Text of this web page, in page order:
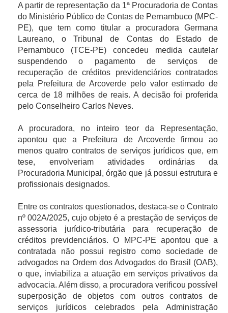
A partir de representação da 1ª Procuradoria de Contas
do Ministério Público de Contas de Pernambuco (MPC-
PE), que tem como titular a procuradora Germana
Laureano, o Tribunal de Contas do Estado de
Pernambuco (TCE-PE) concedeu medida cautelar
suspendendo o pagamento de serviços de
recuperação de créditos previdenciários contratados
pela Prefeitura de Arcoverde pelo valor estimado de
cerca de 18 milhões de reais. A decisão foi proferida
pelo Conselheiro Carlos Neves.
A procuradora, no inteiro teor da Representação,
apontou que a Prefeitura de Arcoverde firmou ao
menos quatro contratos de serviços jurídicos que, em
tese, envolveriam atividades ordinárias da
Procuradoria Municipal, órgão que já possui estrutura e
profissionais designados.
Entre os contratos questionados, destaca-se o Contrato
nº 002A/2025, cujo objeto é a prestação de serviços de
assessoria jurídico-tributária para recuperação de
créditos previdenciários. O MPC-PE apontou que a
contratada não possui registro como sociedade de
advogados na Ordem dos Advogados do Brasil (OAB),
o que, inviabiliza a atuação em serviços privativos da
advocacia. Além disso, a procuradora verificou possível
superposição de objetos com outros contratos de
serviços jurídicos celebrados pela Administração